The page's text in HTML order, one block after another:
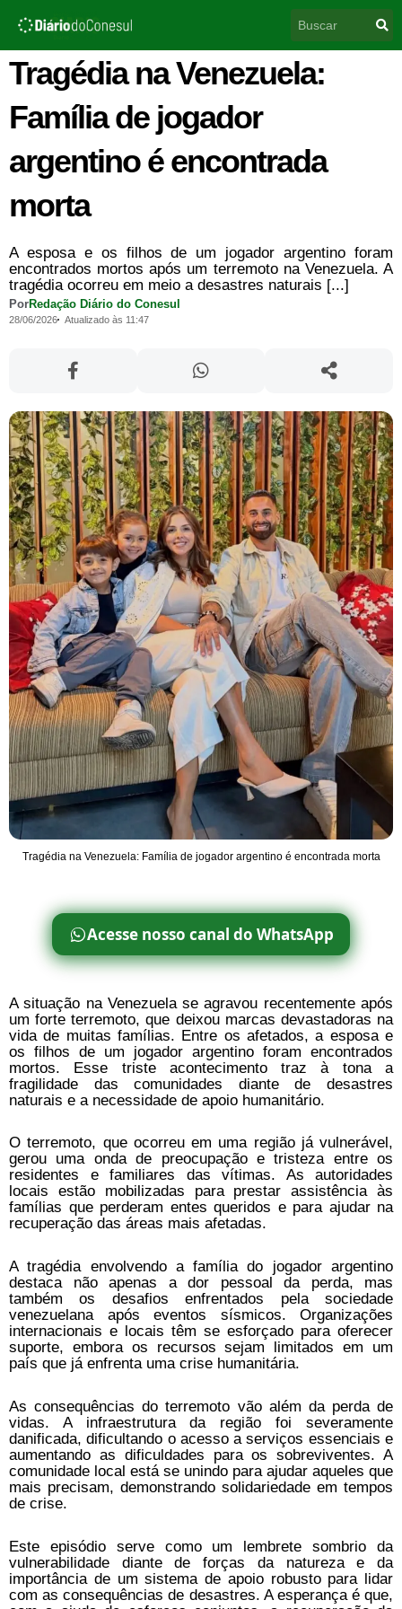
para
conteúdo
Tragédia na Venezuela:
Família de jogador
argentino é encontrada
morta
A esposa e os filhos de um jogador argentino foram
encontrados mortos após um terremoto na Venezuela. A
tragédia ocorreu em meio a desastres naturais [...]
PorRedação Diário do Conesul
28/06/2026 Atualizado às 11:47
Tragédia na Venezuela: Família de jogador argentino é encontrada morta
Acesse nosso canal do WhatsApp
A situação na Venezuela se agravou recentemente após
um forte terremoto, que deixou marcas devastadoras na
vida de muitas famílias. Entre os afetados, a esposa e
os filhos de um jogador argentino foram encontrados
mortos. Esse triste acontecimento traz à tona a
fragilidade das comunidades diante de desastres
naturais e a necessidade de apoio humanitário.
O terremoto, que ocorreu em uma região já vulnerável,
gerou uma onda de preocupação e tristeza entre os
residentes e familiares das vítimas. As autoridades
locais estão mobilizadas para prestar assistência às
famílias que perderam entes queridos e para ajudar na
recuperação das áreas mais afetadas.
A tragédia envolvendo a família do jogador argentino
destaca não apenas a dor pessoal da perda, mas
também os desafios enfrentados pela sociedade
venezuelana após eventos sísmicos. Organizações
internacionais e locais têm se esforçado para oferecer
suporte, embora os recursos sejam limitados em um
país que já enfrenta uma crise humanitária.
As consequências do terremoto vão além da perda de
vidas. A infraestrutura da região foi severamente
danificada, dificultando o acesso a serviços essenciais e
aumentando as dificuldades para os sobreviventes. A
comunidade local está se unindo para ajudar aqueles que
mais precisam, demonstrando solidariedade em tempos
de crise.
Este episódio serve como um lembrete sombrio da
vulnerabilidade diante de forças da natureza e da
importância de um sistema de apoio robusto para lidar
com as consequências de desastres. A esperança é que,